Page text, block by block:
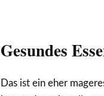
Gesundes
Das ist ein eher